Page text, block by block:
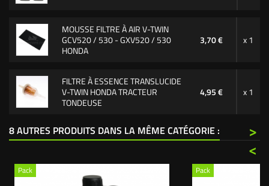
MOUSSE FILTRE À AIR V-TWIN
GCV520 / 530 - GXV520 / 530
HONDA
3,70 € x 1
FILTRE À ESSENCE TRANSLUCIDE
V-TWIN HONDA TRACTEUR
TONDEUSE
4,95 € x 1
8 AUTRES PRODUITS DANS LA MÊME CATÉGORIE :
>
<
Pack Pack